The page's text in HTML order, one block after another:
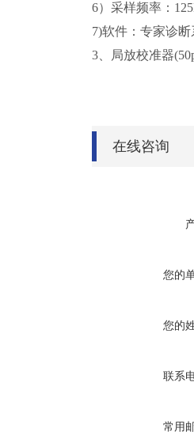
6）采样频率：
7)软件：专家诊断
3、局放校准器
在线咨询
您的
您的
联系
常用